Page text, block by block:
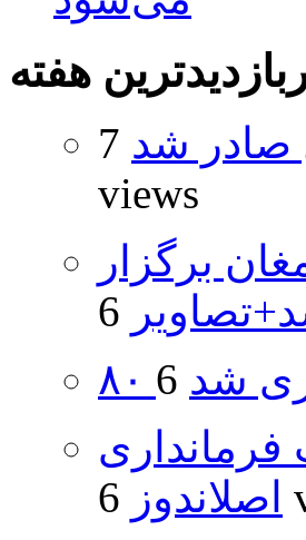
هفته
صادر شد 7
views
برگزار
شد
اصلاندوز